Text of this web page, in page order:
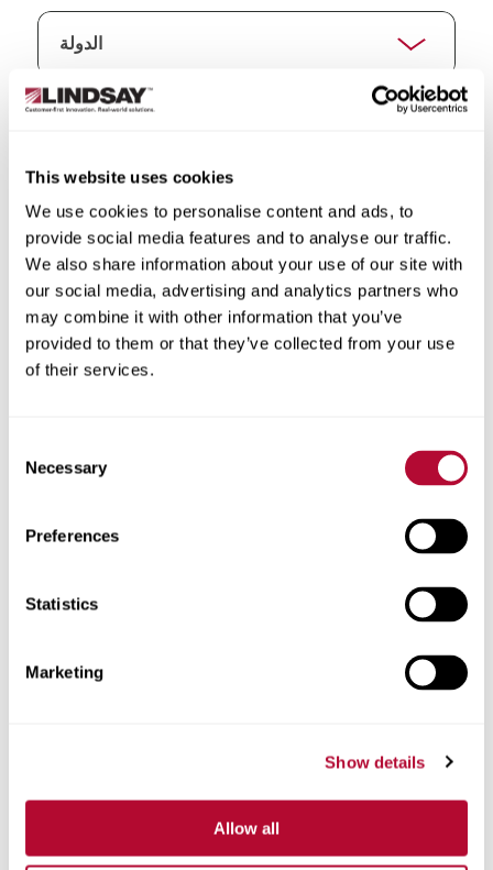
This website uses cookies
We use cookies to personalise content and ads, to
provide social media features and to analyse our traffic.
We also share information about your use of our site with
our social media, advertising and analytics partners who
may combine it with other information that you’ve
provided to them or that they’ve collected from your use
of their services.
Selection
Necessary
Preferences
Statistics
Marketing
Show details
Allow all
المدينة
هاتف